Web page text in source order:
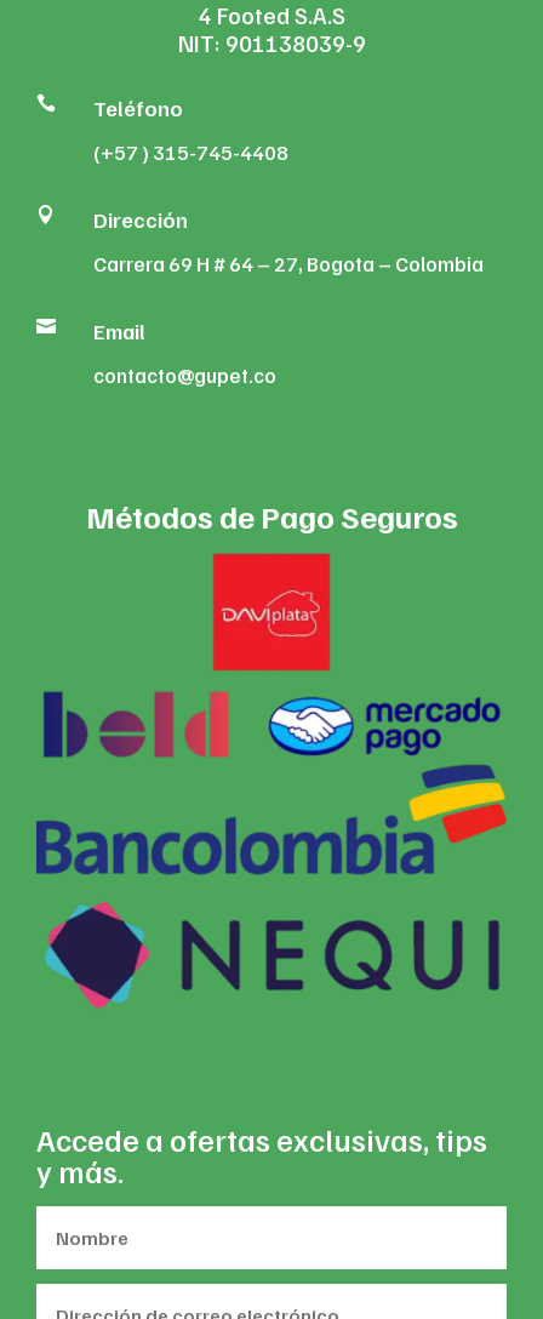
4 Footed S.A.S
NIT: 901138039-9
 Teléfono
(+57 ) 315-745-4408
 Dirección
Carrera 69 H # 64 – 27, Bogota – Colombia
 Email
contacto@gupet.co
Métodos de Pago Seguros
Accede a ofertas exclusivas, tips
y más.